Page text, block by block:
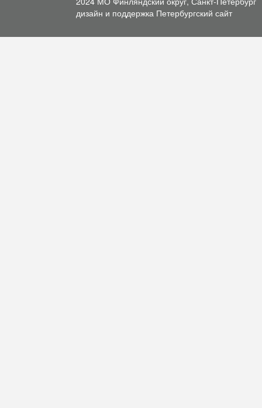
дизайн и поддержка Петербургский сайт